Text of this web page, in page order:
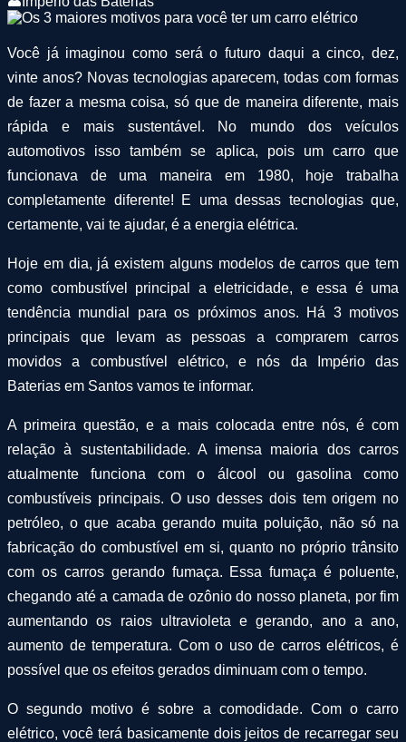
Você já imaginou como será o futuro daqui a cinco, dez,
vinte anos? Novas tecnologias aparecem, todas com formas
de fazer a mesma coisa, só que de maneira diferente, mais
rápida e mais sustentável. No mundo dos veículos
automotivos isso também se aplica, pois um carro que
funcionava de uma maneira em 1980, hoje trabalha
completamente diferente! E uma dessas tecnologias que,
certamente, vai te ajudar, é a energia elétrica.
Hoje em dia, já existem alguns modelos de carros que tem
como combustível principal a eletricidade, e essa é uma
tendência mundial para os próximos anos. Há 3 motivos
principais que levam as pessoas a comprarem carros
movidos a combustível elétrico, e nós da Império das
Baterias em Santos vamos te informar.
A primeira questão, e a mais colocada entre nós, é com
relação à sustentabilidade. A imensa maioria dos carros
atualmente funciona com o álcool ou gasolina como
combustíveis principais. O uso desses dois tem origem no
petróleo, o que acaba gerando muita poluição, não só na
fabricação do combustível em si, quanto no próprio trânsito
com os carros gerando fumaça. Essa fumaça é poluente,
chegando até a camada de ozônio do nosso planeta, por fim
aumentando os raios ultravioleta e gerando, ano a ano,
aumento de temperatura. Com o uso de carros elétricos, é
possível que os efeitos gerados diminuam com o tempo.
O segundo motivo é sobre a comodidade. Com o carro
elétrico, você terá basicamente dois jeitos de recarregar seu